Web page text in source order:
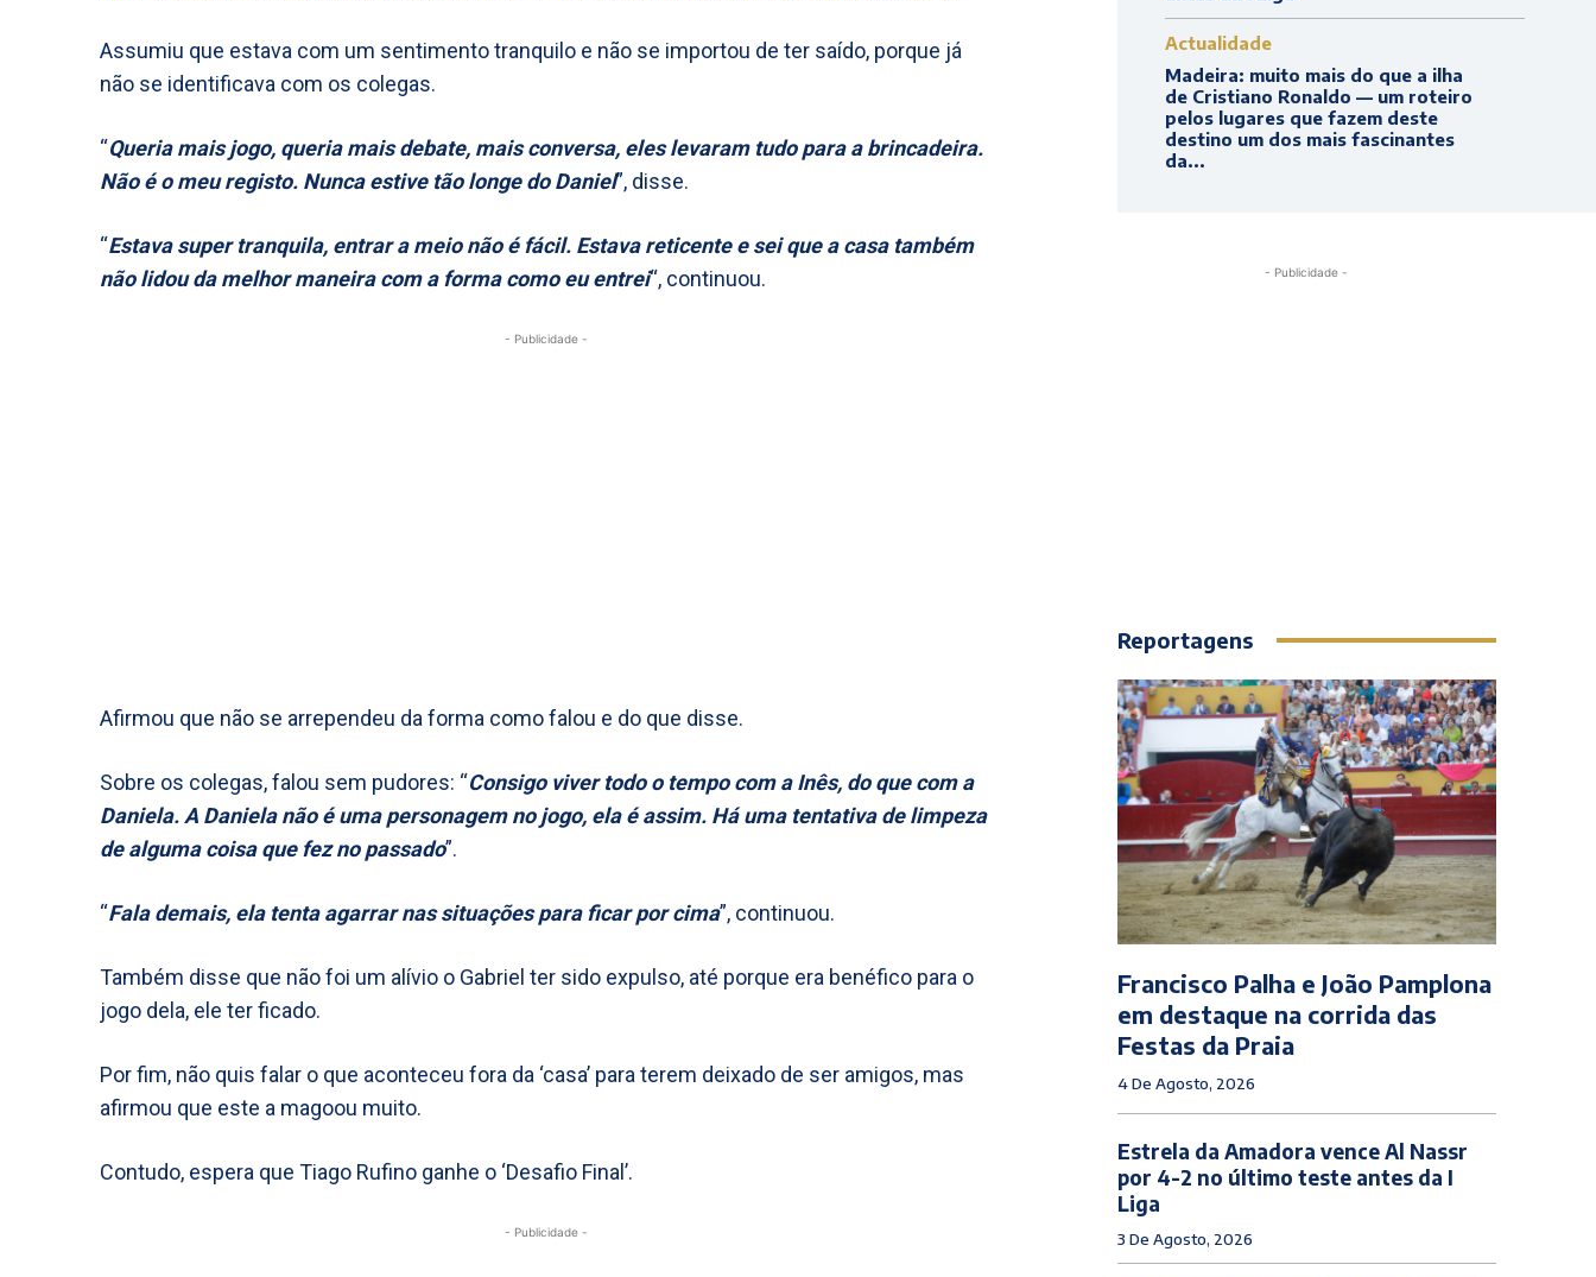
Assumiu que estava com um sentimento tranquilo e não se importou de ter saído, porque já
não se identificava com os colegas.
“Queria mais jogo, queria mais debate, mais conversa, eles levaram tudo para a brincadeira.
Não é o meu registo. Nunca estive tão longe do Daniel”, disse.
“Estava super tranquila, entrar a meio não é fácil. Estava reticente e sei que a casa também
não lidou da melhor maneira com a forma como eu entrei“, continuou.
- Publicidade -
Afirmou que não se arrependeu da forma como falou e do que disse.
Sobre os colegas, falou sem pudores: “Consigo viver todo o tempo com a Inês, do que com a
Daniela. A Daniela não é uma personagem no jogo, ela é assim. Há uma tentativa de limpeza
de alguma coisa que fez no passado”.
“Fala demais, ela tenta agarrar nas situações para ficar por cima”, continuou.
Também disse que não foi um alívio o Gabriel ter sido expulso, até porque era benéfico para o
jogo dela, ele ter ficado.
Por fim, não quis falar o que aconteceu fora da ‘casa’ para terem deixado de ser amigos, mas
afirmou que este a magoou muito.
Contudo, espera que Tiago Rufino ganhe o ‘Desafio Final’.
- Publicidade -
Actualidade
Madeira: muito mais do que a ilha
de Cristiano Ronaldo — um roteiro
pelos lugares que fazem deste
destino um dos mais fascinantes
da...
- Publicidade -
Reportagens
Francisco Palha e João Pamplona
em destaque na corrida das
Festas da Praia
4 De Agosto, 2026
Estrela da Amadora vence Al Nassr
por 4-2 no último teste antes da I
Liga
3 De Agosto, 2026